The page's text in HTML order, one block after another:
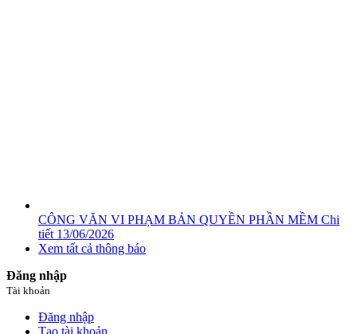
CÔNG VĂN VI PHẠM BẢN QUYỀN PHẦN MỀM Chi
tiết 13/06/2026
Xem tất cả thông báo
Đăng nhập
Tài khoản
Đăng nhập
Tạo tài khoản